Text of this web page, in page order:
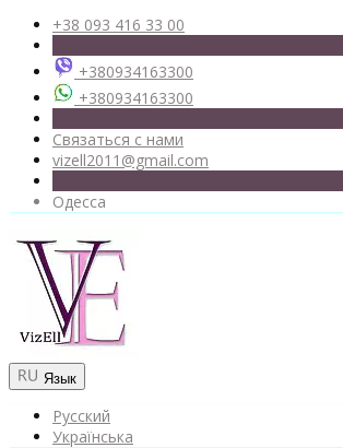
+38 093 416 33 00
+380934163300
+380934163300
Связаться с нами
vizell2011@gmail.com
Одесса
Язык
Русский
Українська